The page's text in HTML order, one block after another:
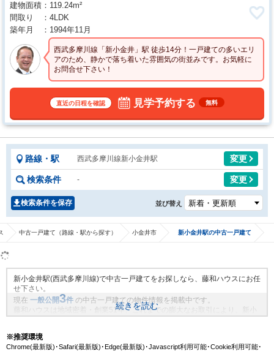
建物面積
119.24m²
間取り
4LDK
築年月
1994年11月
西武多摩川線「新小金井」駅 徒歩14分！一戸建ての多いエリ
アのため、静かで落ち着いた雰囲気の街並みです。お気軽に
お問合せ下さい！
直近の日程を確認 見学予約する 無料
路線・駅 西武多摩川線新小金井駅 変更
検索条件 - 変更
検索条件を保存 並び替え
中古一戸建て（路線・駅から探す） 小金井市 新小金井駅の中古一戸建て
新小金井駅(西武多摩川線)で中古一戸建てをお探しなら、藤和ハウスにお任
せ下さい。
現在 一般公開3件 の中古一戸建ての物件情報を掲載中です。
藤和ハウスは地域密着・創業51年、これまでの膨大なお取引により、新小
か？
続きを読む
※推奨環境
Chrome(最新版)･Safari(最新版)･Edge(最新版)･Javascript利用可能･Cookie利用可能･